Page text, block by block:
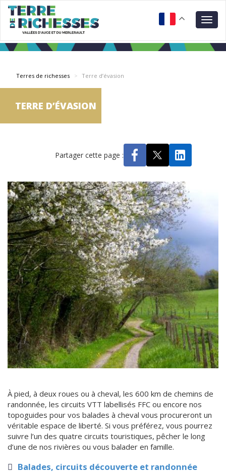
Aller
contenu
principal
Terres de richesses Terre d’évasion
TERRE D’ÉVASION
Partager cette page :
À pied, à deux roues ou à cheval, les 600 km de chemins de
randonnée, les circuits VTT labellisés FFC ou encore nos
topoguides pour vos balades à cheval vous procureront un
véritable espace de liberté. Si vous préférez, vous pourrez
suivre l’un des quatre circuits touristiques, pêcher le long
d’une de nos rivières ou vous balader en famille.
Balades, circuits découverte et randonnée
Panneau de gestion des cookies